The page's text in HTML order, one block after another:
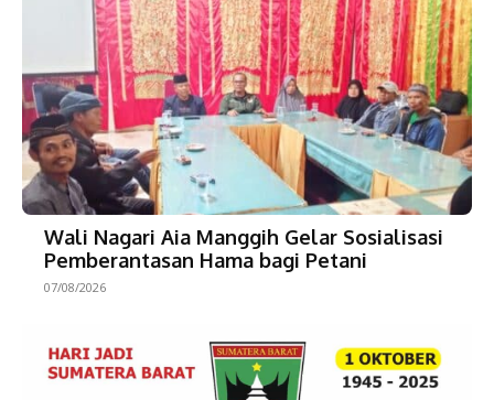
Wali Nagari Aia Manggih Gelar Sosialisasi
Pemberantasan Hama bagi Petani
07/08/2026